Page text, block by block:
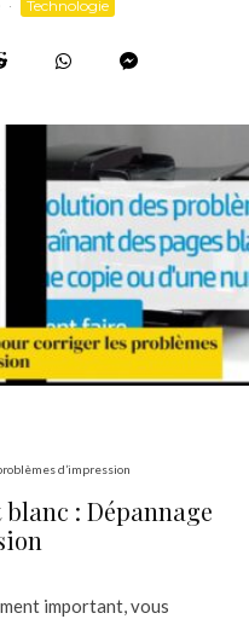
· Technologie
d’impression
: Dépannage
important, vous